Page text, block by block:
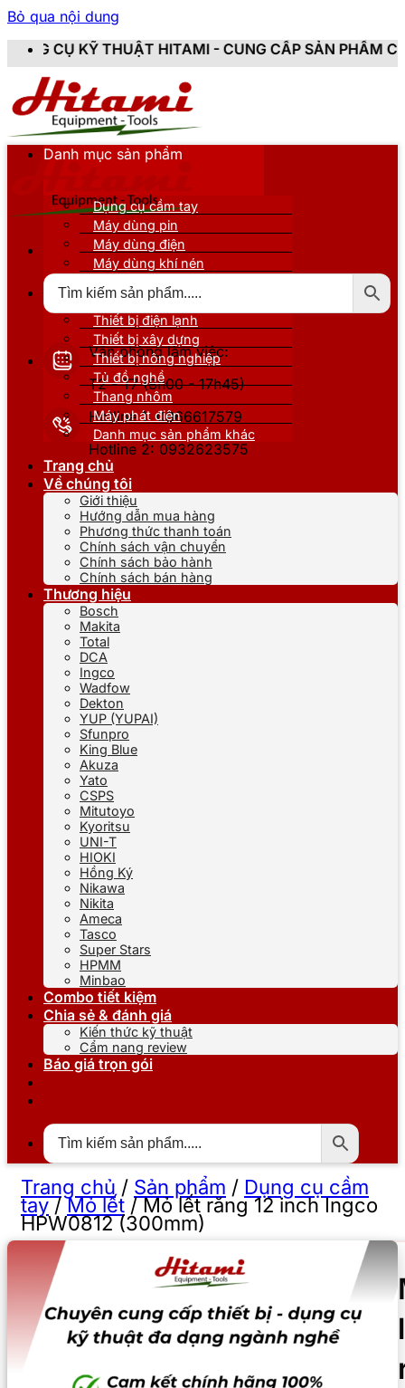
Bỏ qua nội dung
HITAMI - CUNG CẤP SẢN PHẨM CHÍNH HÃNG,
Văn phòng làm việc:
T2 - T7 (8h00 - 17h45)
Hotline 1: 0866617579
Hotline 2: 0932623575
Danh mục sản phẩm
Dụng cụ cầm tay
Máy dùng pin
Máy dùng điện
Máy dùng khí nén
Thiết bị nâng đỡ
Thiết bị điện lạnh
Thiết bị xây dựng
Thiết bị nông nghiệp
Tủ đồ nghề
Thang nhôm
Máy phát điện
Danh mục sản phẩm khác
Trang chủ
Về chúng tôi
Giới thiệu
Hướng dẫn mua hàng
Phương thức thanh toán
Chính sách vận chuyển
Chính sách bảo hành
Chính sách bán hàng
Thương hiệu
Bosch
Makita
Total
DCA
Ingco
Wadfow
Dekton
YUP (YUPAI)
Sfunpro
King Blue
Akuza
Yato
CSPS
Mitutoyo
Kyoritsu
UNI-T
HIOKI
Hồng Ký
Nikawa
Nikita
Ameca
Tasco
Super Stars
HPMM
Minbao
Combo tiết kiệm
Chia sẻ & đánh giá
Kiến thức kỹ thuật
Cẩm nang review
Báo giá trọn gói
Trang chủ / Sản phẩm / Dụng cụ cầm
tay/Mỏ lết /Mỏ lết răng 12 inch Ingco
HPW0812 (300mm)